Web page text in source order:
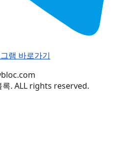
램 바로가기
. ALL rights reserved.